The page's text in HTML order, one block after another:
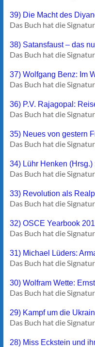
39) Die Macht des
Das Buch hat die Signatur
38) Satansfaust – das
Das Buch hat die Signatur
37) Wolfgang Benz: Im
Das Buch hat die Signatur
36) P.V. Rajagopal:
Das Buch hat die Signatur
35) Neues von gestern
Das Buch hat die Signatur
34) Lühr Henken (Hrsg.)
Das Buch hat die Signatur
33) Revolution als
Das Buch hat die Signatur
32) OSCE Yearbook
Das Buch hat die Signatur
31) Michael Lüders:
Das Buch hat die Signatur
30) Wolfram Wette:
Das Buch hat die Signatur
29) Kampf um die
Das Buch hat die Signatur
28) Miss Eckstein und